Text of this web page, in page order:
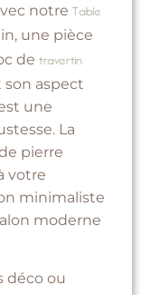
notre Table
une pièce
de travertin
son aspect
une
La
pierre
votre
minimaliste
moderne
déco ou